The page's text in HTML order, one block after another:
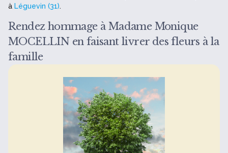
à Léguevin (31).
Rendez hommage à Madame Monique
MOCELLIN en faisant livrer des fleurs à la
famille